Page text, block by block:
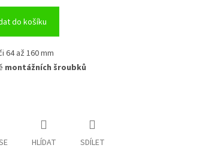
do košíku
až 160 mm
montážních šroubků
HLÍDAT SDÍLET